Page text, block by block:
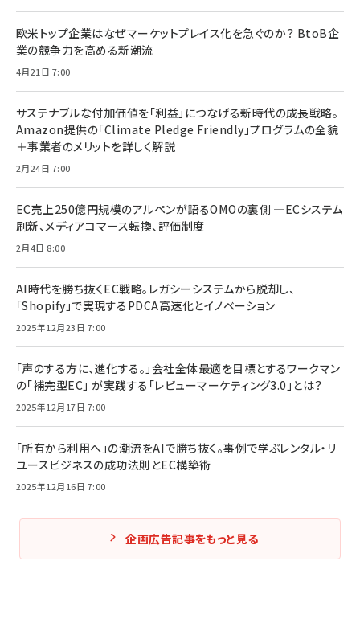
欧米トップ企業はなぜマーケットプレイス化を急ぐのか？ BtoB企
業の競争力を高める新潮流
4月21日 7:00
サステナブルな付加価値を「利益」につなげる新時代の成長戦略。
Amazon提供の「Climate Pledge Friendly」プログラムの全貌
＋事業者のメリットを詳しく解説
2月24日 7:00
EC売上250億円規模のアルペンが語るOMOの裏側 ―ECシステム
刷新、メディアコマース転換、評価制度
2月4日 8:00
AI時代を勝ち抜くEC戦略。レガシーシステムから脱却し、
「Shopify」で実現するPDCA高速化とイノベーション
2025年12月23日 7:00
「声のする方に、進化する。」会社全体最適を目標とするワークマン
の「補完型EC」 が実践する「レビューマーケティング3.0」とは？
2025年12月17日 7:00
「所有から利用へ」の潮流をAIで勝ち抜く。事例で学ぶレンタル・リ
ユースビジネスの成功法則とEC構築術
2025年12月16日 7:00
企画広告記事をもっと見る